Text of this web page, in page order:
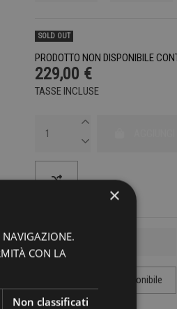
SOLD OUT
PRODOTTO NON DISPONIBILE
229,00 €
TASSE INCLUSE
×
NAVIGAZIONE.
CON LA
Non classificati